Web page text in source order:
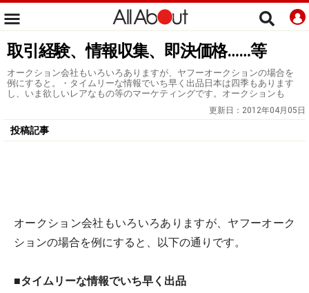
取引経験、情報収集、即決価格……等
オークション会社もいろいろありますが、ヤフーオークションの場合を
例にすると。・タイムリーな情報でいち早く出品日本は四季もあります
し、いま欲しいレアなもの等のマーケティングです。オークションも
更新日： 2012年04月05日
投稿記事
オークション会社もいろいろありますが、ヤフーオーク
ションの場合を例にすると、以下の通りです。
■タイムリーな情報でいち早く出品